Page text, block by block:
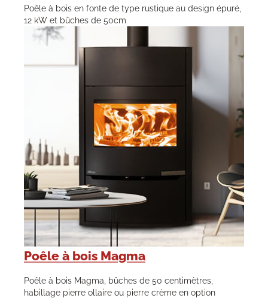
Poêle à bois en fonte de type rustique au design épuré,
12 kW et bûches de 50cm
Poêle à bois Magma
Poêle à bois Magma, bûches de 50 centimètres,
habillage pierre ollaire ou pierre crème en option